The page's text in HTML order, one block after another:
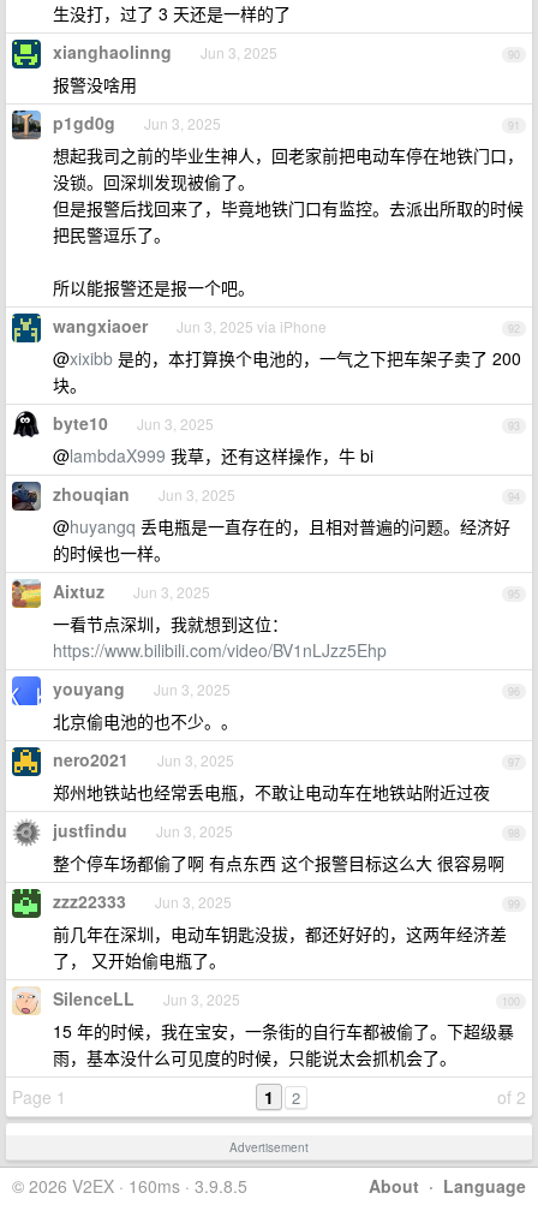
生没打，过了 3 天还是一样的了
90
xianghaolinng Jun 3, 2025
报警没啥用
91
p1gd0g Jun 3, 2025
想起我司之前的毕业生神人，回老家前把电动车停在地铁门口，
没锁。回深圳发现被偷了。
但是报警后找回来了，毕竟地铁门口有监控。去派出所取的时候
把民警逗乐了。
所以能报警还是报一个吧。
92
wangxiaoer Jun 3, 2025 via iPhone
@xixibb 是的，本打算换个电池的，一气之下把车架子卖了 200
块。
93
byte10 Jun 3, 2025
@lambdaX999 我草，还有这样操作，牛 bi
94
zhouqian Jun 3, 2025
@huyangq 丢电瓶是一直存在的，且相对普遍的问题。经济好
的时候也一样。
95
Aixtuz Jun 3, 2025
一看节点深圳，我就想到这位：
https://www.bilibili.com/video/BV1nLJzz5Ehp
96
youyang Jun 3, 2025
北京偷电池的也不少。。
97
nero2021 Jun 3, 2025
郑州地铁站也经常丢电瓶，不敢让电动车在地铁站附近过夜
98
justfindu Jun 3, 2025
整个停车场都偷了啊 有点东西 这个报警目标这么大 很容易啊
99
zzz22333 Jun 3, 2025
前几年在深圳，电动车钥匙没拔，都还好好的，这两年经济差
了， 又开始偷电瓶了。
100
SilenceLL Jun 3, 2025
15 年的时候，我在宝安，一条街的自行车都被偷了。下超级暴
雨，基本没什么可见度的时候，只能说太会抓机会了。
Page 1
of 2
1 2
Advertisement
About · Language
© 2026 V2EX · 160ms · 3.9.8.5